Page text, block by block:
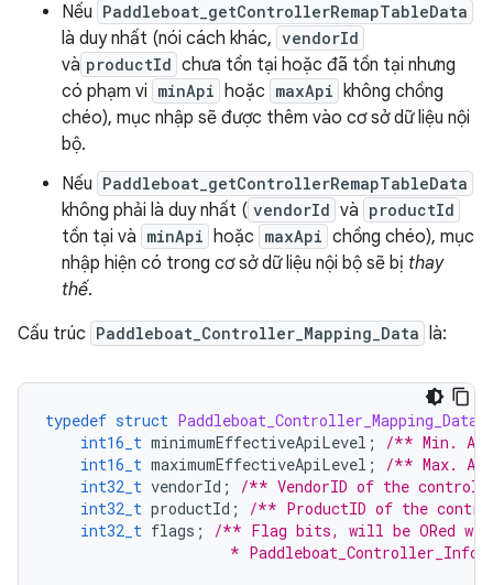
Nếu Paddleboat_getControllerRemapTableData
là duy nhất (nói cách khác, vendorId
và productId chưa tồn tại hoặc đã tồn tại nhưng
có phạm vi minApi hoặc maxApi không chồng
chéo), mục nhập sẽ được thêm vào cơ sở dữ liệu nội
bộ.
Nếu Paddleboat_getControllerRemapTableData
không phải là duy nhất ( vendorId và productId
tồn tại và minApi hoặc maxApi chồng chéo), mục
nhập hiện có trong cơ sở dữ liệu nội bộ sẽ bị thay
thế.
Cấu trúc Paddleboat_Controller_Mapping_Data là:
typedef struct Paddleboat_Controller_Mapping_Data
int16_t minimumEffectiveApiLevel ;
/** Min.
int16_t maximumEffectiveApiLevel ;
/** Max.
int32_t vendorId ;
/** VendorID of the
int32_t productId ;
/** ProductID of the
int32_t flags ;
/** Flag bits, will be ORed
*